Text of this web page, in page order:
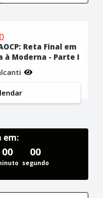
Reta Final em
à Moderna - Parte I
em:
00 00
segundo